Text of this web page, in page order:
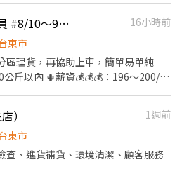
每一個地區的名額有
🛵・🛵・🛵・🛵・🛵・🛵 🧡心💛動💚
最晚至8:30-13:30) . 📩 合法派遣公司
https://lin.ee/lJ1Nz7C ✅ 加入後請
林經理 加好友：@256fozgy
台東-短期包裹📦理貨人員 #8/10～9/24
16小時前
東市
區理貨，再協助上車，簡單易單純
：196～200/時
規定： 固定上週一到週五，休六、日
）
1週前
東市
查、進貨補貨、環境清潔、顧客服務